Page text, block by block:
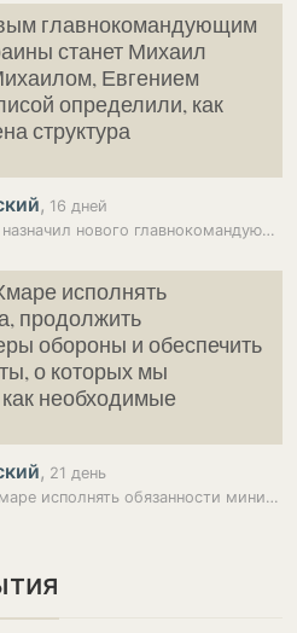
главнокомандующим
станет Михаил
Евгением
определили, как
структура
, 16 дней
Владимир Зеленский назначил нового главнокомандующего Вооруженных сил…
исполнять
продолжить
обороны и обеспечить
о которых мы
необходимые
, 21 день
Зеленский поручил Хмаре исполнять обязанности министра обороны